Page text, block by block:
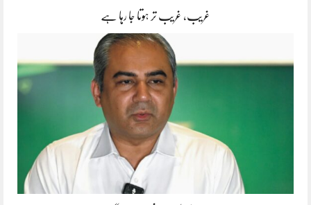
غریب، غریب تر ہوتا جا رہا ہے